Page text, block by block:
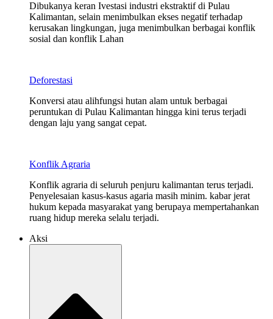
Dibukanya keran Ivestasi industri ekstraktif di Pulau
Kalimantan, selain menimbulkan ekses negatif terhadap
kerusakan lingkungan, juga menimbulkan berbagai konflik
sosial dan konflik Lahan
Deforestasi
Konversi atau alihfungsi hutan alam untuk berbagai
peruntukan di Pulau Kalimantan hingga kini terus terjadi
dengan laju yang sangat cepat.
Konflik Agraria
Konflik agraria di seluruh penjuru kalimantan terus terjadi.
Penyelesaian kasus-kasus agaria masih minim. kabar jerat
hukum kepada masyarakat yang berupaya mempertahankan
ruang hidup mereka selalu terjadi.
Aksi